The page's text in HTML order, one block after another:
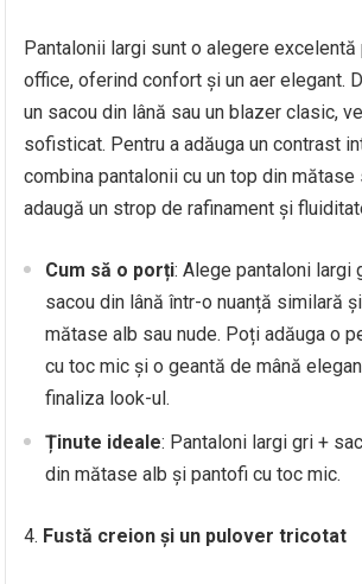
Pantalonii largi sunt o alegere excelentă
office, oferind confort și un aer elegant.
un sacou din lână sau un blazer clasic,
sofisticat. Pentru a adăuga un contrast
combina pantalonii cu un top din mătase
adaugă un strop de rafinament și
Cum să o porți: Alege pantaloni largi
sacou din lână într-o nuanță similară
mătase alb sau nude. Poți adăuga o
cu toc mic și o geantă de mână
finaliza look-ul.
Ținute ideale: Pantaloni largi gri +
din mătase alb și pantofi cu toc mic.
Fustă creion și un pulover tricotat